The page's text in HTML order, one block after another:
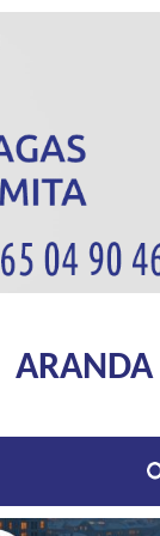
ARANDA